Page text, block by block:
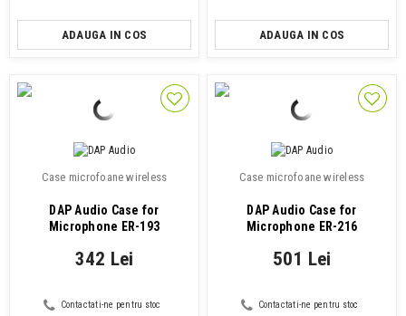
ADAUGA IN COS ADAUGA IN COS
Case microfoane wireless
DAP Audio Case for
Microphone ER-193
342 Lei
Contactati-ne pentru stoc
Case microfoane wireless
DAP Audio Case for
Microphone ER-216
501 Lei
Contactati-ne pentru stoc